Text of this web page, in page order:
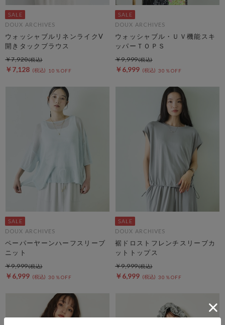
DOUX ARCHIVES
ウォッシャブルリネンライクV
開きタックブラウス
￥7,128 10％OFF
￥7,920
DOUX ARCHIVES
ウォッシャブル・ＵＶ機能スキ
ッパーＴＯＰＳ
￥6,999 30％OFF
￥9,999
DOUX ARCHIVES
ペーパーヤーンハーフスリーブ
ニット
￥6,999 30％OFF
￥9,999
DOUX ARCHIVES
裾ドロストフレンチスリーブカ
ットトップス
￥6,999 30％OFF
￥9,999